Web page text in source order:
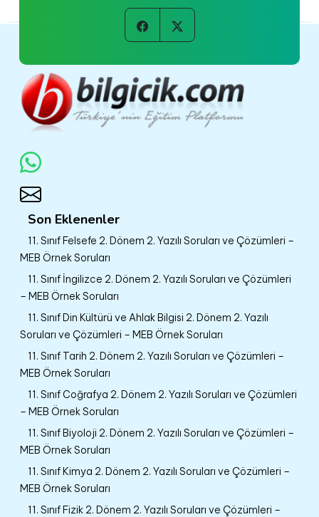
Son Eklenenler
11. Sınıf Felsefe 2. Dönem 2. Yazılı Soruları ve Çözümleri –
MEB Örnek Soruları
11. Sınıf İngilizce 2. Dönem 2. Yazılı Soruları ve Çözümleri
– MEB Örnek Soruları
11. Sınıf Din Kültürü ve Ahlak Bilgisi 2. Dönem 2. Yazılı
Soruları ve Çözümleri – MEB Örnek Soruları
11. Sınıf Tarih 2. Dönem 2. Yazılı Soruları ve Çözümleri –
MEB Örnek Soruları
11. Sınıf Coğrafya 2. Dönem 2. Yazılı Soruları ve Çözümleri
– MEB Örnek Soruları
11. Sınıf Biyoloji 2. Dönem 2. Yazılı Soruları ve Çözümleri –
MEB Örnek Soruları
11. Sınıf Kimya 2. Dönem 2. Yazılı Soruları ve Çözümleri –
MEB Örnek Soruları
11. Sınıf Fizik 2. Dönem 2. Yazılı Soruları ve Çözümleri –